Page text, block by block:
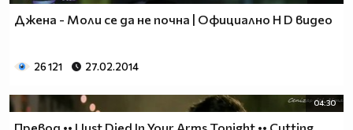
Джена - Моли се да не почна | Официално H D видео
26 121 27.02.2014
04:30